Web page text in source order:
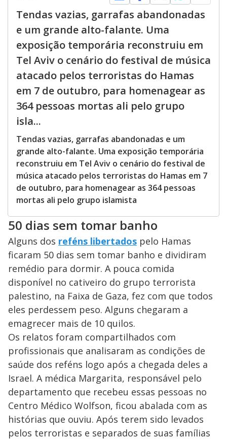
Tendas vazias, garrafas abandonadas
e um grande alto-falante. Uma
exposição temporária reconstruiu em
Tel Aviv o cenário do festival de música
atacado pelos terroristas do Hamas
em 7 de outubro, para homenagear as
364 pessoas mortas ali pelo grupo
isla...
Tendas vazias, garrafas abandonadas e um
grande alto-falante. Uma exposição temporária
reconstruiu em Tel Aviv o cenário do festival de
música atacado pelos terroristas do Hamas em 7
de outubro, para homenagear as 364 pessoas
mortas ali pelo grupo islamista
50 dias sem tomar banho
Alguns dos reféns libertados pelo Hamas
ficaram 50 dias sem tomar banho e dividiram
remédio para dormir. A pouca comida
disponível no cativeiro do grupo terrorista
palestino, na Faixa de Gaza, fez com que todos
eles perdessem peso. Alguns chegaram a
emagrecer mais de 10 quilos.
Os relatos foram compartilhados com
profissionais que analisaram as condições de
saúde dos reféns logo após a chegada deles a
Israel. A médica Margarita, responsável pelo
departamento que recebeu essas pessoas no
Centro Médico Wolfson, ficou abalada com as
histórias que ouviu. Após terem sido levados
pelos terroristas e separados de suas famílias